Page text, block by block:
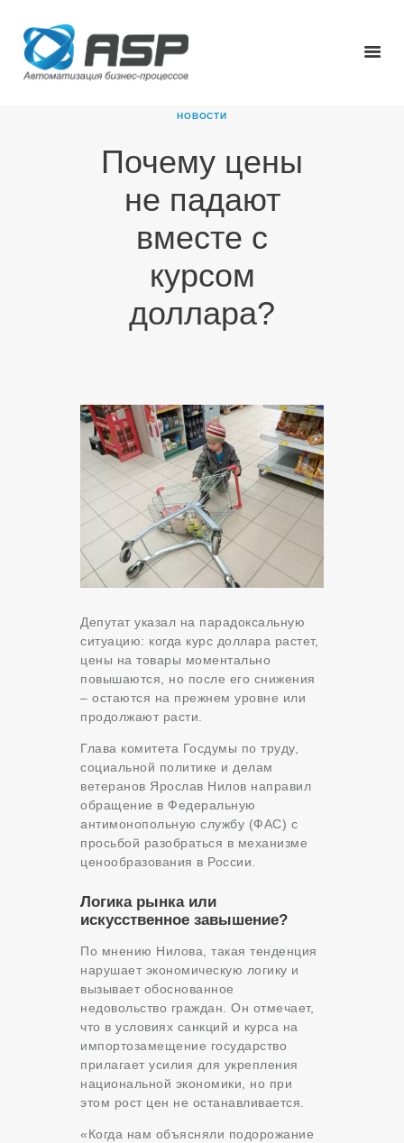
НОВОСТИ
Почему цены
не падают
вместе с
курсом
доллара?
ГЛАВНАЯ
О КОМПАНИИ
НОВОСТИ
ПАРТНЕРЫ
КОНТАКТЫ
Депутат указал на парадоксальную
ситуацию: когда курс доллара растет,
цены на товары моментально
повышаются, но после его снижения
– остаются на прежнем уровне или
продолжают расти.
Глава комитета Госдумы по труду,
социальной политике и делам
ветеранов Ярослав Нилов направил
обращение в Федеральную
антимонопольную службу (ФАС) с
просьбой разобраться в механизме
ценообразования в России.
Логика рынка или
искусственное завышение?
По мнению Нилова, такая тенденция
нарушает экономическую логику и
вызывает обоснованное
недовольство граждан. Он отмечает,
что в условиях санкций и курса на
импортозамещение государство
прилагает усилия для укрепления
национальной экономики, но при
этом рост цен не останавливается.
«Когда нам объясняли подорожание